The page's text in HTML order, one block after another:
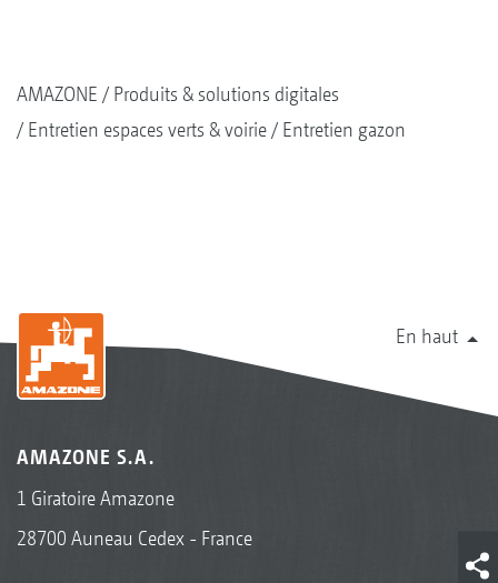
AMAZONE
Produits & solutions digitales
Entretien espaces verts & voirie
Entretien gazon
En haut
AMAZONE S.A.
1 Giratoire Amazone
28700 Auneau Cedex - France